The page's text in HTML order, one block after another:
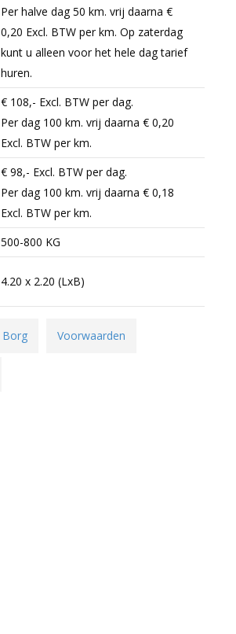
Per halve dag 50 km. vrij daarna €
0,20 Excl. BTW per km. Op zaterdag
kunt u alleen voor het hele dag tarief
huren.
€ 108,- Excl. BTW per dag.
Per dag 100 km. vrij daarna € 0,20
Excl. BTW per km.
€ 98,- Excl. BTW per dag.
Per dag 100 km. vrij daarna € 0,18
Excl. BTW per km.
500-800 KG
4.20 x 2.20 (LxB)
Borg Voorwaarden